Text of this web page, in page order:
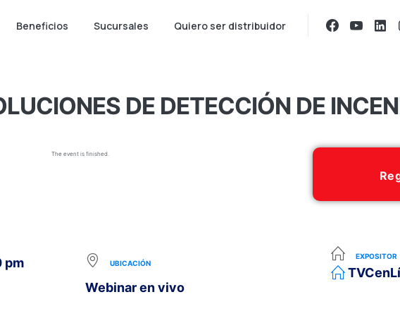
Beneficios Sucursales Quiero ser distribuidor
DE DETECCIÓN DE
The event is finished.
pm UBICACIÓN
Webinar en vivo
EXPOSITOR